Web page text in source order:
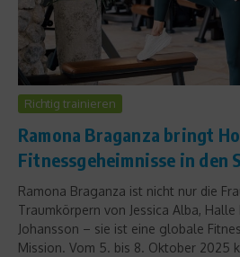
Richtig trainieren
Ramona Braganza bringt
Fitnessgeheimnisse in den
Ramona Braganza ist nicht nur die
Traumkörpern von Jessica Alba,
Johansson – sie ist eine globale
Mission. Vom 5. bis 8. Oktober 2025